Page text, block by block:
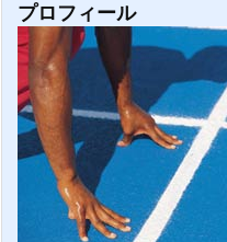
プロフィール